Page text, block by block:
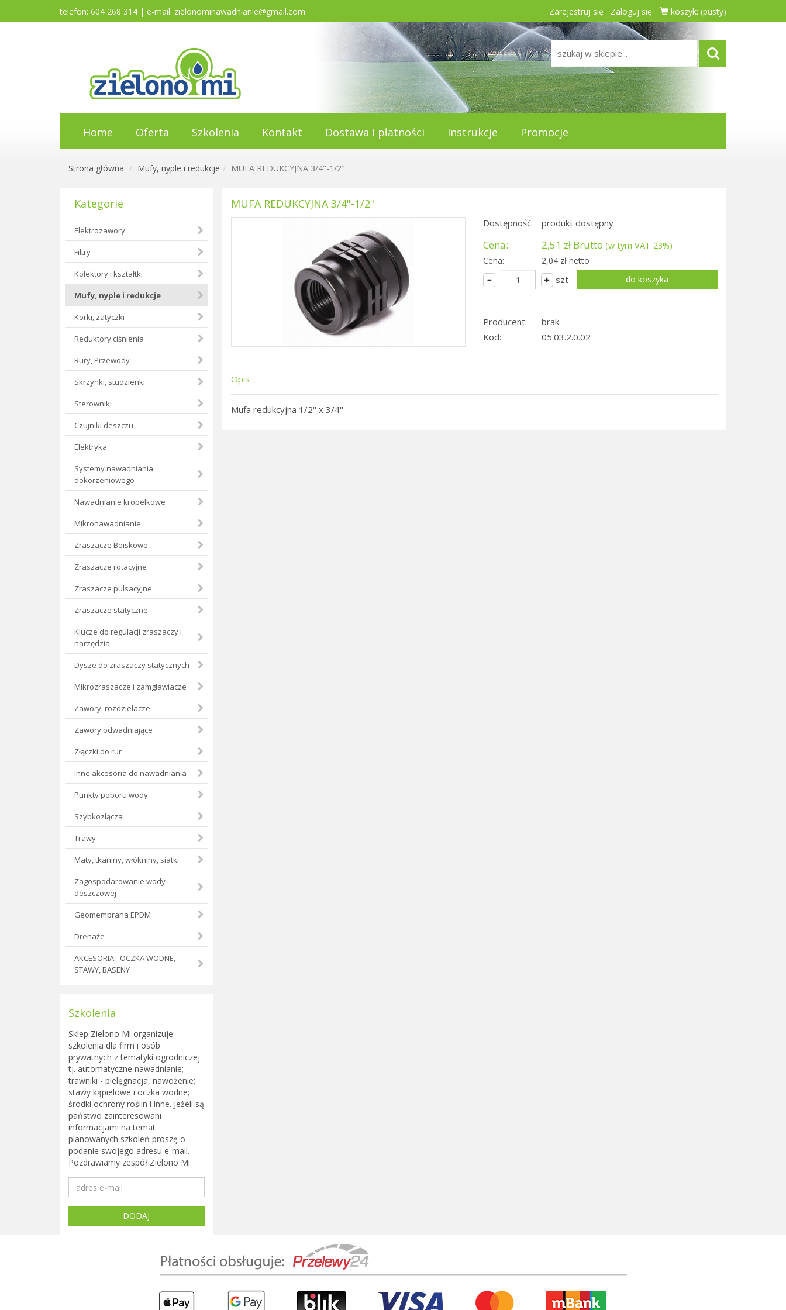
telefon: 604 268 314 | e-mail: zielonominawadnianie@gmail.com Zarejestruj się Zaloguj się koszyk: (pusty)
Home Oferta Szkolenia Kontakt Dostawa i płatności Instrukcje Promocje
Strona główna Mufy, nyple i redukcje MUFA REDUKCYJNA 3/4"-1/2"
Kategorie
Elektrozawory
Filtry
Kolektory i kształtki
Mufy, nyple i redukcje
Korki, zatyczki
Reduktory ciśnienia
Rury, Przewody
Skrzynki, studzienki
Sterowniki
Czujniki deszczu
Elektryka
Systemy nawadniania
dokorzeniowego
Nawadnianie kropelkowe
Mikronawadnianie
Zraszacze Boiskowe
Zraszacze rotacyjne
Zraszacze pulsacyjne
Zraszacze statyczne
Klucze do regulacji zraszaczy i
narzędzia
Dysze do zraszaczy statycznych
Mikrozraszacze i zamgławiacze
Zawory, rozdzielacze
Zawory odwadniające
Złączki do rur
Inne akcesoria do nawadniania
Punkty poboru wody
Szybkozłącza
Trawy
Maty, tkaniny, włókniny, siatki
Zagospodarowanie wody
deszczowej
Geomembrana EPDM
Drenaże
AKCESORIA - OCZKA WODNE,
STAWY, BASENY
MUFA REDUKCYJNA 3/4"-1/2"
Dostępność: produkt dostępny
Cena: 2,51 zł Brutto(w tym VAT 23%)
Cena:
2,04 zł netto
szt
Producent:
brak
Kod:
05.03.2.0.02
Opis
Mufa redukcyjna 1/2'' x 3/4''
Szkolenia
Sklep Zielono Mi organizuje
szkolenia dla firm i osób
prywatnych z tematyki ogrodniczej
tj. automatyczne nawadnianie;
trawniki - pielęgnacja, nawożenie;
stawy kąpielowe i oczka wodne;
środki ochrony roślin i inne. Jeżeli są
państwo zainteresowani
informacjami na temat
planowanych szkoleń proszę o
podanie swojego adresu e-mail.
Pozdrawiamy zespół Zielono Mi